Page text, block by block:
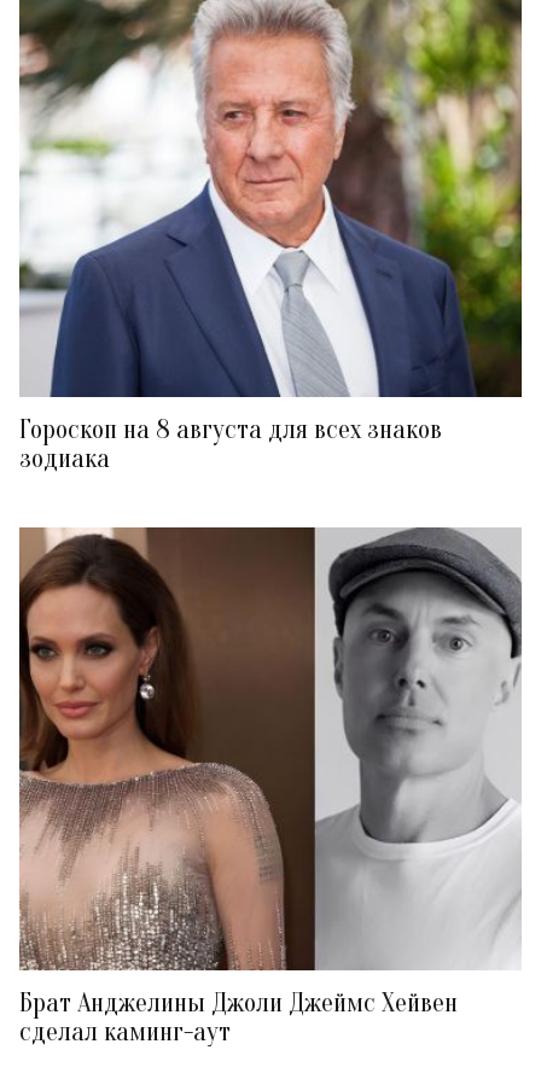
Гороскоп на 8 августа для всех знаков
зодиака
Брат Анджелины Джоли Джеймс Хейвен
сделал каминг-аут